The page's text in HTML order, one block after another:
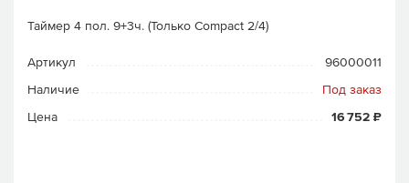
Таймер 4 пол. 9+3ч. (Только Compact 2/4)
Артикул
96000011
Наличие
Под заказ
Цена
16 752 ₽